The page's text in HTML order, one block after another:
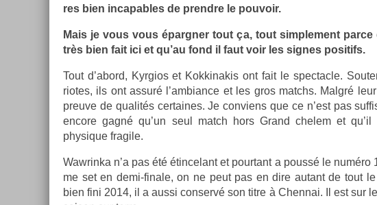
res bien in­cap­ables de pre­ndre le pouvoir.
Mais je vous vous épargn­er tout ça, tout simple­ment parce
très bien fait ici et qu’au fond il faut voir les sig­nes positifs.
Tout d’abord, Kyr­gios et Kok­kinakis ont fait le spec­tacle.
riotes, ils ont assuré l’am­bian­ce et les gros matchs. Malgré
pre­uve de qualités cer­taines. Je con­viens que ce n’est pas
en­core gagné qu’un seul match hors Grand chelem et qu’il
physique fragile.
Waw­rinka n’a pas été étin­celant et pour­tant a poussé le
me set en demi-finale, on ne peut pas en dire autant de tout le
bien fini 2014, il a aussi con­servé son titre à Chen­nai. Il est sur